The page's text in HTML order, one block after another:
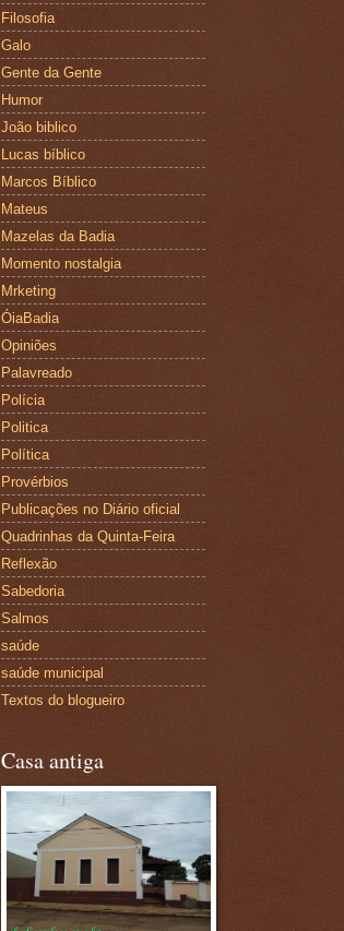
Filosofia
Galo
Gente da Gente
Humor
João biblico
Lucas bíblico
Marcos Bíblico
Mateus
Mazelas da Badia
Momento nostalgia
Mrketing
ÓiaBadia
Opiniões
Palavreado
Polícia
Politica
Política
Provérbios
Publicações no Diário oficial
Quadrinhas da Quinta-Feira
Reflexão
Sabedoria
Salmos
saúde
saúde municipal
Textos do blogueiro
Casa antiga